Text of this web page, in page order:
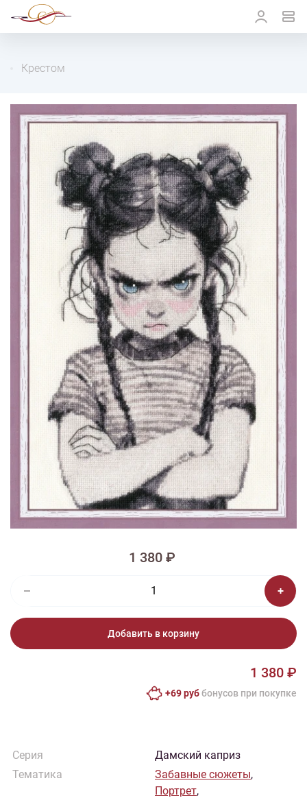
Крестом
1/7
Смотреть видео -
обзор
Смотреть видео -
обзор
Изображения и цвет представленного товара могут незначительно
отличаться от оригинала продукции, взависимости от разрешения и
настроек вашего монитора, а также условий освещения при съемке
Вышивка ДК-006 Характер
Есть электронная схема
1 380 ₽
Добавить в корзину
1 380 ₽
+69 руббонусов при покупке
Серия
Дамский каприз
Тематика
Забавные сюжеты,
Портрет,